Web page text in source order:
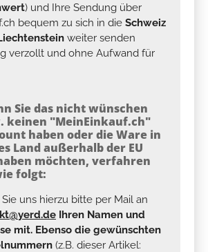
) und Ihre Sendung über
bequem zu sich in die Schweiz
weiter senden
verzollt und ohne Aufwand für
Sie das nicht wünschen
keinen "MeinEinkauf.ch"
haben oder die Ware in
Land außerhalb der EU
möchten, verfahren
folgt:
Sie uns hierzu bitte per Mail an
Ihren Namen und
mit. Ebenso die gewünschten
(z.B. dieser Artikel: